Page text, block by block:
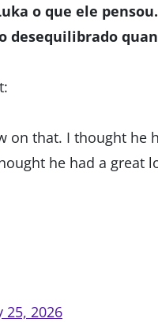
o que ele
desequilibrado
on that. I thought he
he had a great
25, 2026